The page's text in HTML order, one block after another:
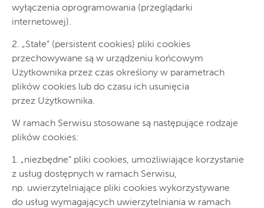
wyłączenia oprogramowania (przeglądarki
internetowej).
2. „Stałe” (persistent cookies) pliki cookies
przechowywane są w urządzeniu końcowym
Użytkownika przez czas określony w parametrach
plików cookies lub do czasu ich usunięcia
przez Użytkownika.
W ramach Serwisu stosowane są następujące rodzaje
plików cookies:
1. „niezbędne” pliki cookies, umożliwiające korzystanie
z usług dostępnych w ramach Serwisu,
np. uwierzytelniające pliki cookies wykorzystywane
do usług wymagających uwierzytelniania w ramach